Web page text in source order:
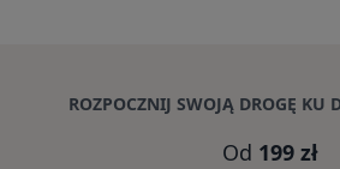
ROZPOCZNIJ SWOJĄ DROGĘ KU
Od 199 zł